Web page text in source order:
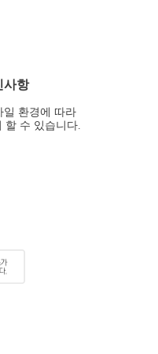
사항
일 환경에 따라
할 수 있습니다.